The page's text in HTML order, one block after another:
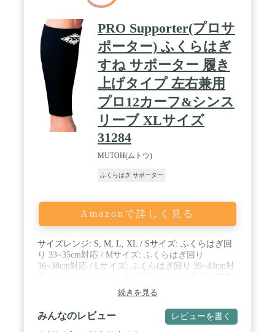
PRO Supporter(プロサ
ポーター) ふくらはぎ
すね サポーター 履き
上げタイプ 左右兼用
プロ12カーフ&シンス
リーブ XLサイズ
31284
MUTOH(ムトウ)
ふくらはぎ サポーター
Amazonで詳しく見る
サイズレンジ: S, M, L, XL / Sサイズ: ふくらはぎ回
り 33~35cm対応 / Mサイズ: ふくらはぎ回り
36~38cm対応 / Lサイズ: ふくらはぎ回り 39~43cm対
兼用 / ふくらはぎ(カーフ)・むこうずね(シン)専用 /
圧迫・保温に優れ, 打ち身や肉離れなどの予防に最
適 / 内容: サポータ×1
続きを見る
みんなのレビュー レビューを書く